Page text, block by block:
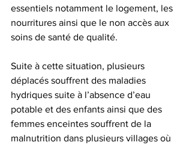
essentiels notamment le logement, les
nourritures ainsi que le non accès aux
soins de santé de qualité.
Suite à cette situation, plusieurs
déplacés souffrent des maladies
hydriques suite à l’absence d’eau
potable et des enfants ainsi que des
femmes enceintes souffrent de la
malnutrition dans plusieurs villages où